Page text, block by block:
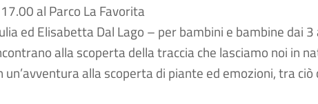
al Parco La Favorita
ed Elisabetta Dal Lago – per bambini e bambine dai 3
alla scoperta della traccia che lasciamo noi in
alla scoperta di piante ed emozioni, tra